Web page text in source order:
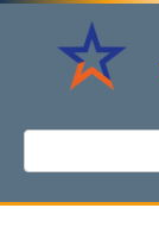
Перейти
контенту
Поиск: